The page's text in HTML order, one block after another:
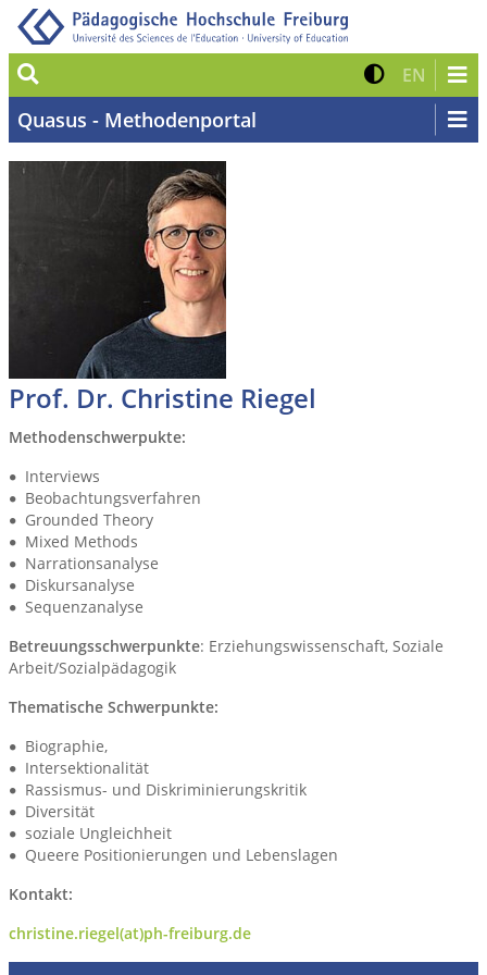
Suche Kontrast
EN Zur
Quasus - Methodenportal
Prof. Dr. Christine Riegel
Methodenschwerpukte:
Interviews
Beobachtungsverfahren
Grounded Theory
Mixed Methods
Narrationsanalyse
Diskursanalyse
Sequenzanalyse
Betreuungsschwerpunkte: Erziehungswissenschaft, Soziale
Arbeit/Sozialpädagogik
Thematische Schwerpunkte:
Biographie,
Intersektionalität
Rassismus- und Diskriminierungskritik
Diversität
soziale Ungleichheit
Queere Positionierungen und Lebenslagen
Kontakt:
christine.riegel(at)ph-freiburg.de